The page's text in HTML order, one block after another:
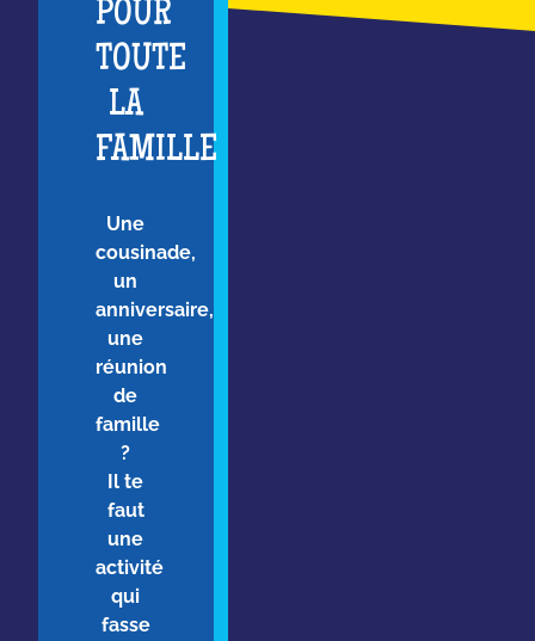
POUR
TOUTE
LA
FAMILLE
Une
cousinade,
un
anniversaire,
une
réunion
de
famille
?
Il te
faut
une
activité
qui
fasse